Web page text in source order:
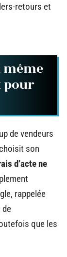
retours et
même
pour
de vendeurs
son
d’acte ne
rappelée
de
que les